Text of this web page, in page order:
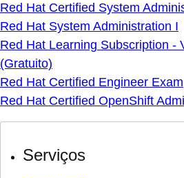
Red Hat Certified System
Red Hat System Administration I
Red Hat Learning Subscription -
(Gratuito)
Red Hat Certified Engineer Exam
Red Hat Certified OpenShift
Serviços